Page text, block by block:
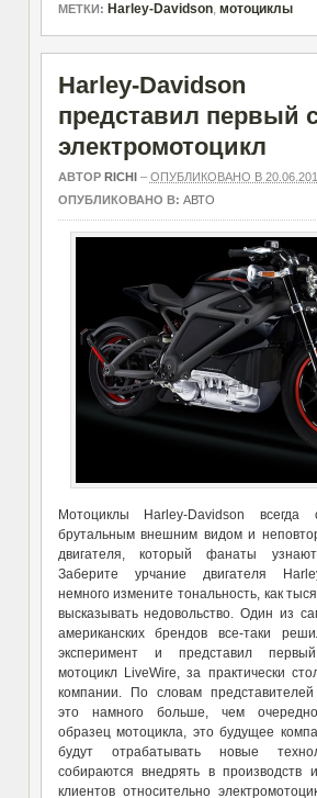
МЕТКИ: Harley-Davidson, мотоциклы
Harley-Davidson
представил первый
электромотоцикл
АВТОР RICHI – ОПУБЛИКОВАНО В
ОПУБЛИКОВАНО В: АВТО
Мотоциклы Harley-Davidson всегда
брутальным внешним видом и
двигателя, который фанаты
Заберите урчание двигателя
немного измените тональность, как
высказывать недовольство. Один из
американских брендов все-таки
эксперимент и представил первый
мотоцикл LiveWire, за практически
компании. По словам
это намного больше, чем
образец мотоцикла, это будущее
будут отрабатывать новые
собираются внедрять в производств
клиентов относительно